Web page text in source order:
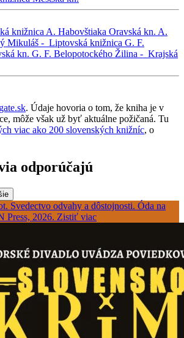
knižnica A. Habovštiaka Oravská kn. A.
Mikuláš - Liptovská knižnica G. F.
kn. G. F. Belopotockého Žilina - Krajská
. Údaje hovoria o tom, že kniha je v
môže však už byť aktuálne požičaná. Tu
viac ako 200 slovenských knižníc, o
odporúčajú